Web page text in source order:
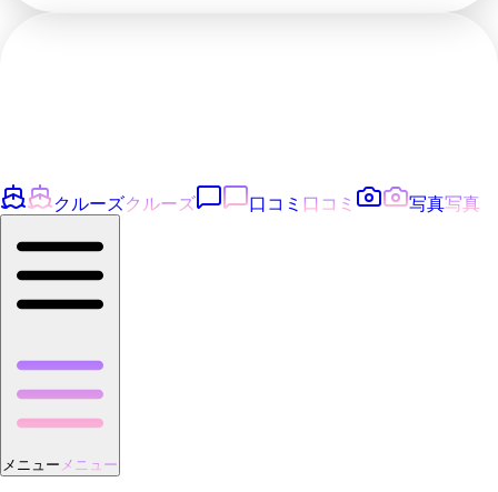
クルーズクルーズ 口コミ 口コミ 写真写真
メニュー メニュー